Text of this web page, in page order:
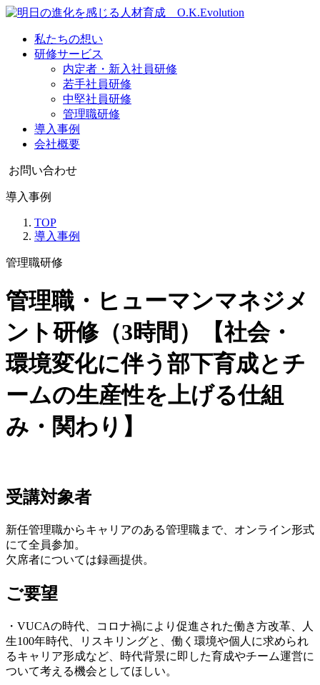
私たちの想い
研修サービス
内定者・新入社員研修
若手社員研修
中堅社員研修
管理職研修
導入事例
会社概要
お問い合わせ
導入事例
TOP
導入事例
管理職研修
管理職・ヒューマンマネジメ
ント研修（3時間）【社会・
環境変化に伴う部下育成とチ
ームの生産性を上げる仕組
み・関わり】
受講対象者
新任管理職からキャリアのある管理職まで、オンライン形式
にて全員参加。
欠席者については録画提供。
ご要望
・VUCAの時代、コロナ禍により促進された働き方改革、人
生100年時代、リスキリングと、働く環境や個人に求められ
るキャリア形成など、時代背景に即した育成やチーム運営に
ついて考える機会としてほしい。